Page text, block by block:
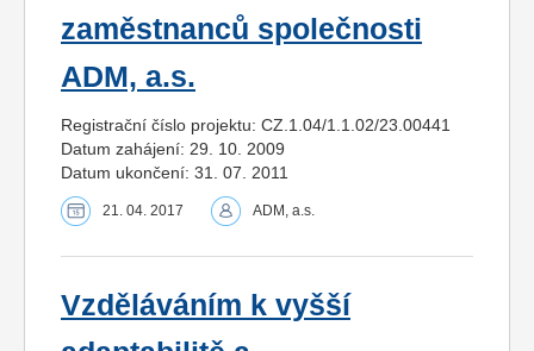
zaměstnanců společnosti
ADM, a.s.
Registrační číslo projektu: CZ.1.04/1.1.02/23.00441
Datum zahájení: 29. 10. 2009
Datum ukončení: 31. 07. 2011
21. 04. 2017 ADM, a.s.
Vzděláváním k vyšší